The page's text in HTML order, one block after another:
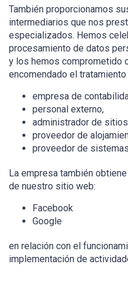
También proporcionamos
intermediarios que nos
especializados. Hemos
procesamiento de datos
y los hemos comprometido
encomendado el
empresa de
personal externo,
administrador de
proveedor de
proveedor de
La empresa también
de nuestro sitio web:
Facebook
Google
en relación con el
implementación de